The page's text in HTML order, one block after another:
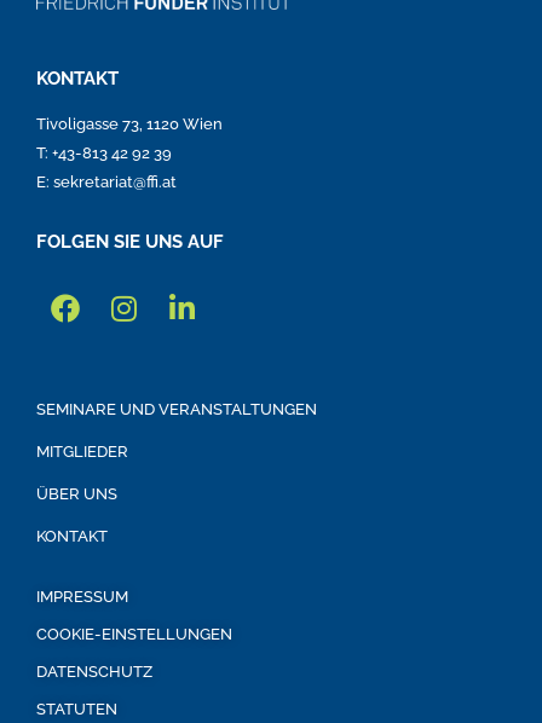
KONTAKT
Tivoligasse 73, 1120 Wien
T: +43-813 42 92 39
E: sekretariat@ffi.at
FOLGEN SIE UNS AUF
SEMINARE UND VERANSTALTUNGEN
MITGLIEDER
ÜBER UNS
KONTAKT
IMPRESSUM
COOKIE-EINSTELLUNGEN
DATENSCHUTZ
STATUTEN